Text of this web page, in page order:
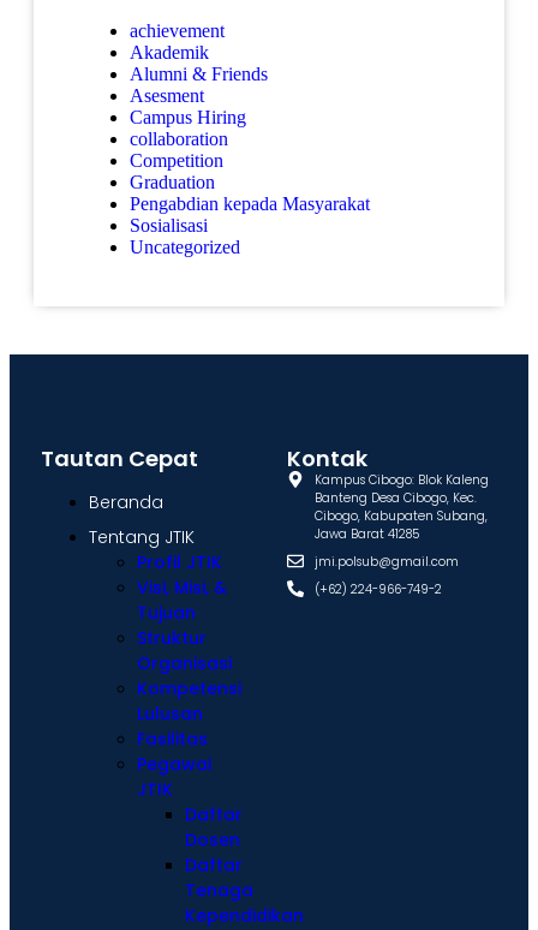
achievement
Akademik
Alumni & Friends
Asesment
Campus Hiring
collaboration
Competition
Graduation
Pengabdian kepada Masyarakat
Sosialisasi
Uncategorized
Tautan Cepat
Beranda
Tentang JTIK
Profil JTIK
Visi, Misi, &
Tujuan
Struktur
Organisasi
Kompetensi
Lulusan
Fasilitas
Pegawai
JTIK
Daftar
Dosen
Daftar
Tenaga
Kependidikan
Kontak
Kampus Cibogo: Blok Kaleng
Banteng Desa Cibogo, Kec.
Cibogo, Kabupaten Subang,
Jawa Barat 41285
jmi.polsub@gmail.com
(+62) 224-966-749-2